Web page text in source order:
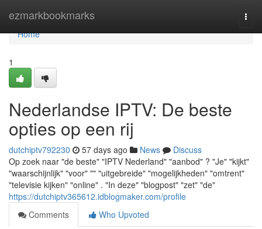
ezmarkbookmarks
Home
Home
1
Nederlandse IPTV: De beste
opties op een rij
dutchiptv792230 57 days ago News
Discuss
Op zoek naar "de beste" "IPTV Nederland" "aanbod" ? "Je" "kijkt"
"waarschijnlijk" "voor" "" "uitgebreide" "mogelijkheden" "omtrent"
"televisie kijken" "online" . "In deze" "blogpost" "zet" "de"
https://dutchiptv365612.idblogmaker.com/profile
Comments
Who Upvoted